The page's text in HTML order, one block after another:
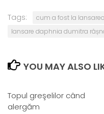
Tags:
cum a fost la
lansare daphnia dumitra
YOU MAY ALSO
Topul greşelilor când
alergăm